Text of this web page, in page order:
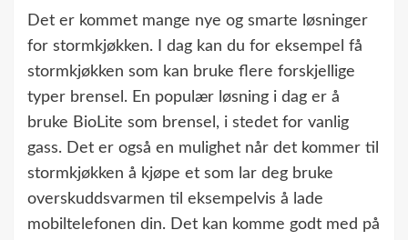
Det er kommet mange nye og smarte løsninger
for stormkjøkken. I dag kan du for eksempel få
stormkjøkken som kan bruke flere forskjellige
typer brensel. En populær løsning i dag er å
bruke BioLite som brensel, i stedet for vanlig
gass. Det er også en mulighet når det kommer til
stormkjøkken å kjøpe et som lar deg bruke
overskuddsvarmen til eksempelvis å lade
mobiltelefonen din. Det kan komme godt med på